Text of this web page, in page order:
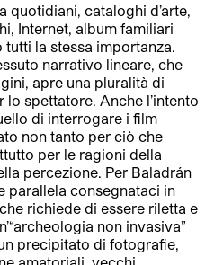
cataloghi d’arte,
Internet, album familiari
la stessa importanza.
narrativo lineare, che
apre una pluralità di
spettatore. Anche l’intento
di interrogare i film
non tanto per ciò che
per le ragioni della
percezione. Per Baladrán
parallela consegnataci in
richiede di essere riletta e
non invasiva”
precipitato di fotografie,